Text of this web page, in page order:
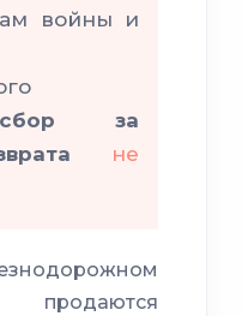
войны и
за
не